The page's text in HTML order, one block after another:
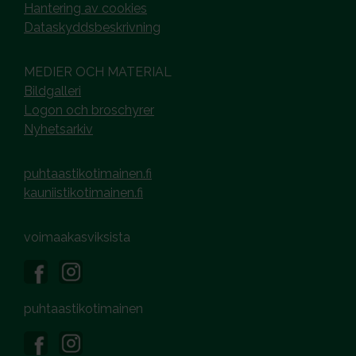
Hantering av cookies
Dataskyddsbeskrivning
MEDIER OCH MATERIAL
Bildgalleri
Logon och broschyrer
Nyhetsarkiv
puhtaastikotimainen.fi
kauniistikotimainen.fi
voimaakasviksista
puhtaastikotimainen